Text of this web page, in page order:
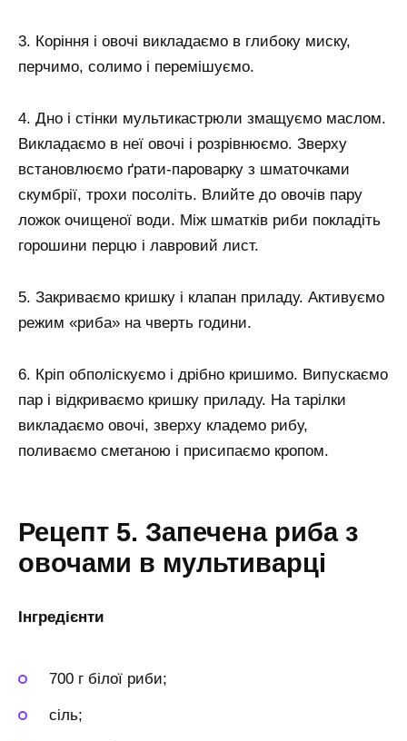
3. Коріння і овочі викладаємо в глибоку миску,
перчимо, солимо і перемішуємо.
4. Дно і стінки мультикастрюли змащуємо маслом.
Викладаємо в неї овочі і розрівнюємо. Зверху
встановлюємо ґрати-пароварку з шматочками
скумбрії, трохи посоліть. Влийте до овочів пару
ложок очищеної води. Між шматків риби покладіть
горошини перцю і лавровий лист.
5. Закриваємо кришку і клапан приладу. Активуємо
режим «риба» на чверть години.
6. Кріп обполіскуємо і дрібно кришимо. Випускаємо
пар і відкриваємо кришку приладу. На тарілки
викладаємо овочі, зверху кладемо рибу,
поливаємо сметаною і присипаємо кропом.
Рецепт 5. Запечена риба з
овочами в мультиварці
Інгредієнти
700 г білої риби;
сіль;